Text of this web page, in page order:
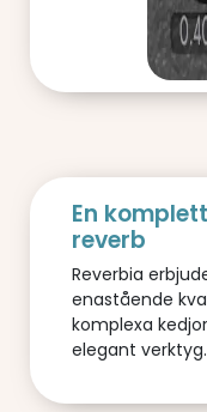
En
reverb
Reverbia
enastående
komplexa
elegant verktyg.